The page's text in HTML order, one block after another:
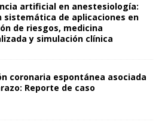
artificial en anestesiología:
sistemática de aplicaciones en
de riesgos, medicina
y simulación clínica
coronaria espontánea asociada
Reporte de caso